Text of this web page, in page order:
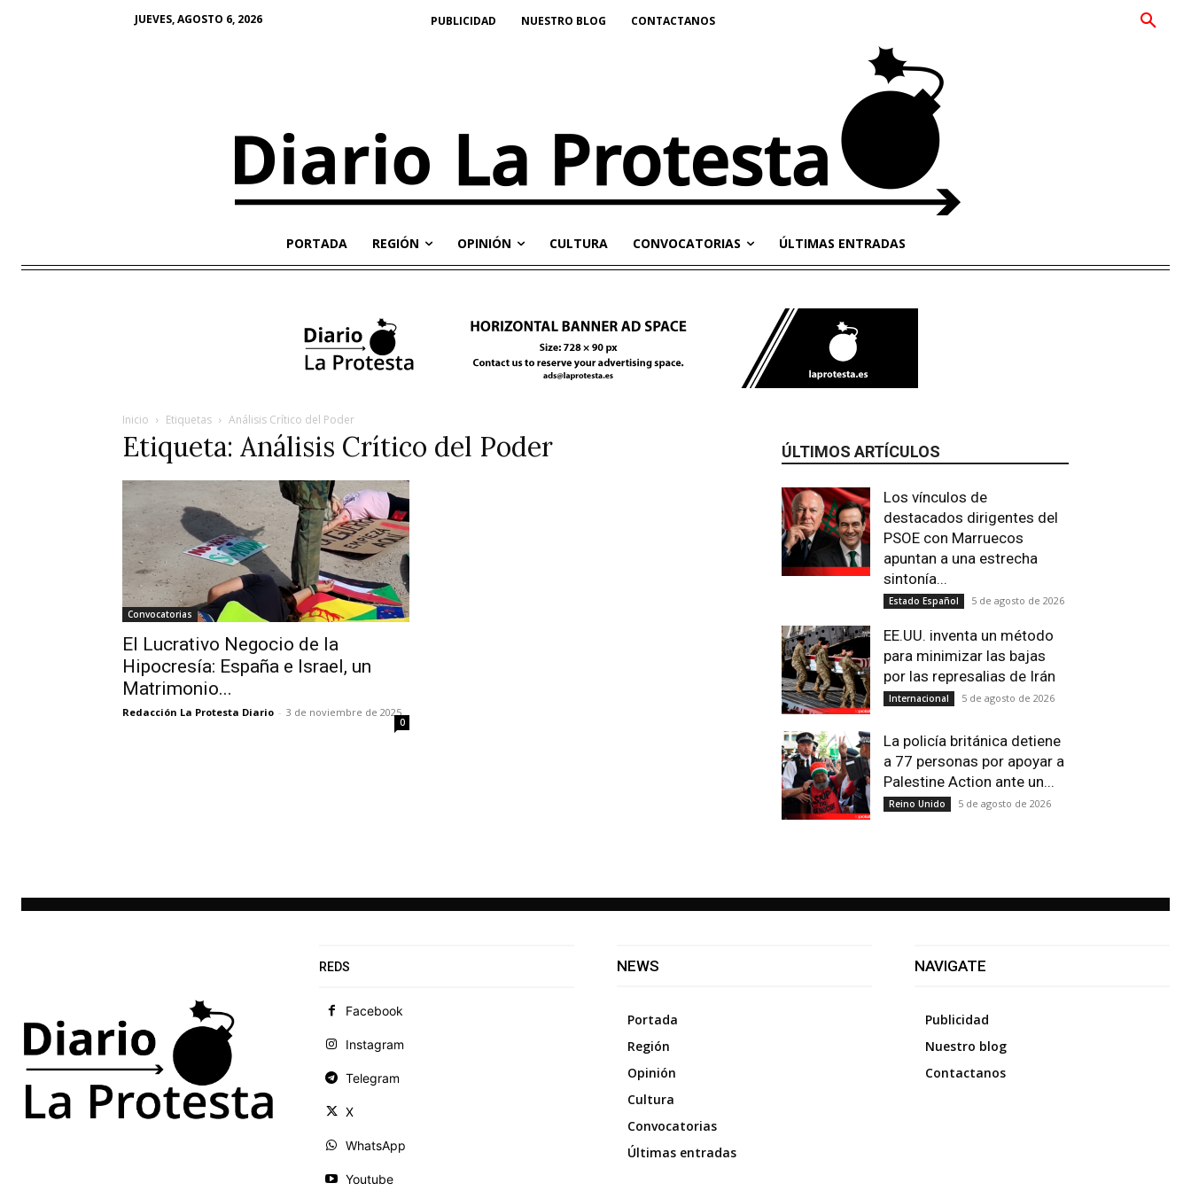
JUEVES, AGOSTO 6, 2026 PUBLICIDAD NUESTRO BLOG CONTACTANOS
PORTADA REGIÓN OPINIÓN CULTURA CONVOCATORIAS ÚLTIMAS ENTRADAS
Inicio Etiquetas Análisis Crítico del Poder
Etiqueta: Análisis Crítico del Poder
Convocatorias
El Lucrativo Negocio de la
Hipocresía: España e Israel, un
Matrimonio...
Redacción La Protesta Diario - 3 de noviembre de 2025
0
ÚLTIMOS ARTÍCULOS
Los vínculos de
destacados dirigentes del
PSOE con Marruecos
apuntan a una estrecha
sintonía...
Estado Español 5 de agosto de 2026
EE.UU. inventa un método
para minimizar las bajas
por las represalias de Irán
Internacional 5 de agosto de 2026
La policía británica detiene
a 77 personas por apoyar a
Palestine Action ante un...
Reino Unido 5 de agosto de 2026
REDS
Facebook
Instagram
Telegram
X
WhatsApp
Youtube
NEWS
Portada
Región
Opinión
Cultura
Convocatorias
Últimas entradas
NAVIGATE
Publicidad
Nuestro blog
Contactanos